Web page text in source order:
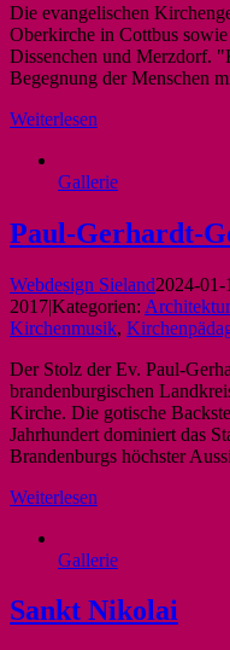
Die evangelischen
Oberkirche in Cottbus
Dissenchen und Merzdorf.
Begegnung der Menschen
Weiterlesen
Gallerie
Paul-Gerhardt-
Webdesign Sieland2024-
2017|Kategorien: Architektur
Kirchenmusik,
Der Stolz der Ev. Paul-
brandenburgischen
Kirche. Die gotische
Jahrhundert dominiert das
Brandenburgs höchster
Weiterlesen
Gallerie
Sankt Nikolai